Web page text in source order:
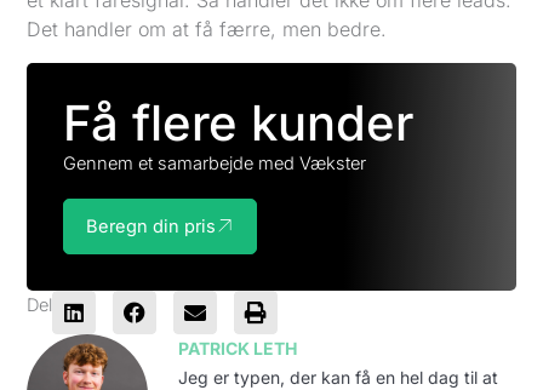
Det handler om at få færre, men bedre.
Få flere kunder
Gennem et samarbejde med Vækster
Beregn din pris
Del
PATRICK LETH
Jeg er typen, der kan få en hel dag til at